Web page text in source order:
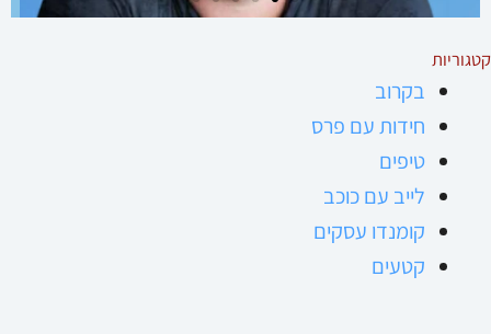
קטגוריות
בקרוב
חידות עם פרס
טיפים
לייב עם כוכב
קומנדו עסקים
קטעים